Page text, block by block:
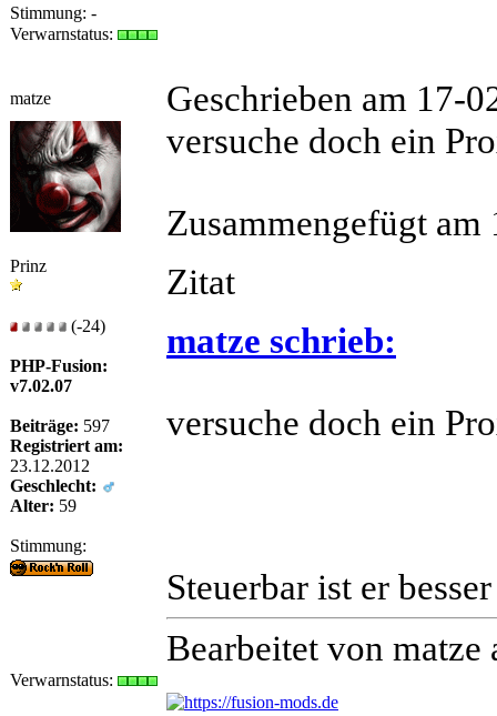
Stimmung: -
Verwarnstatus:
matze Geschrieben am 17-
Prinz
(-24)
PHP-Fusion:
v7.02.07
Beiträge: 597
Registriert am:
23.12.2012
Geschlecht:
Alter: 59
Stimmung:
versuche doch ein
Zusammengefügt
Zitat
matze schrieb:
versuche doch ein
Steuerbar ist er
Bearbeitet von
Verwarnstatus: